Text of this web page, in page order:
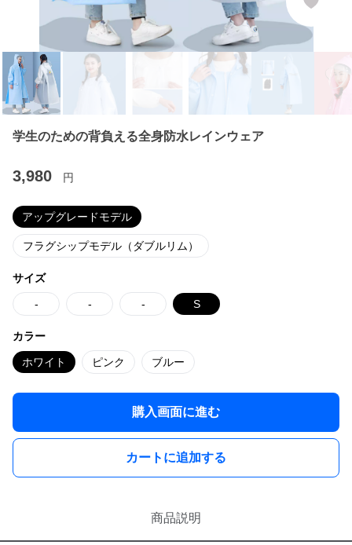
学生のための背負える全身防水レインウェア
3,980 円
アップグレードモデル
フラグシップモデル（ダブルリム）
サイズ
- - - S
カラー
ホワイト ピンク ブルー
購入画面に進む
カートに追加する
商品説明